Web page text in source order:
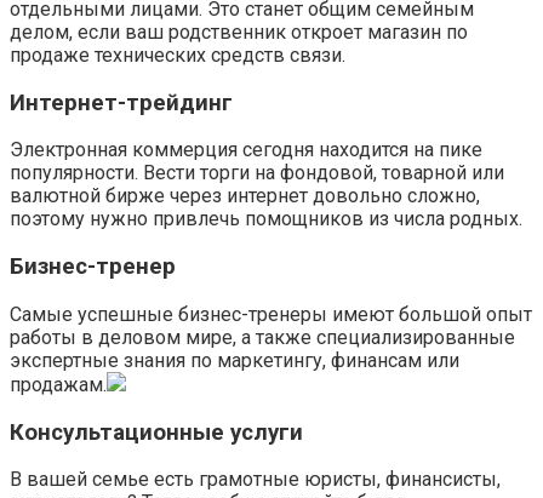
отдельными лицами. Это станет общим семейным
делом, если ваш родственник откроет магазин по
продаже технических средств связи.
Интернет-трейдинг
Электронная коммерция сегодня находится на пике
популярности. Вести торги на фондовой, товарной или
валютной бирже через интернет довольно сложно,
поэтому нужно привлечь помощников из числа родных.
Бизнес-тренер
Самые успешные бизнес-тренеры имеют большой опыт
работы в деловом мире, а также специализированные
экспертные знания по маркетингу, финансам или
продажам.
Консультационные услуги
В вашей семье есть грамотные юристы, финансисты,